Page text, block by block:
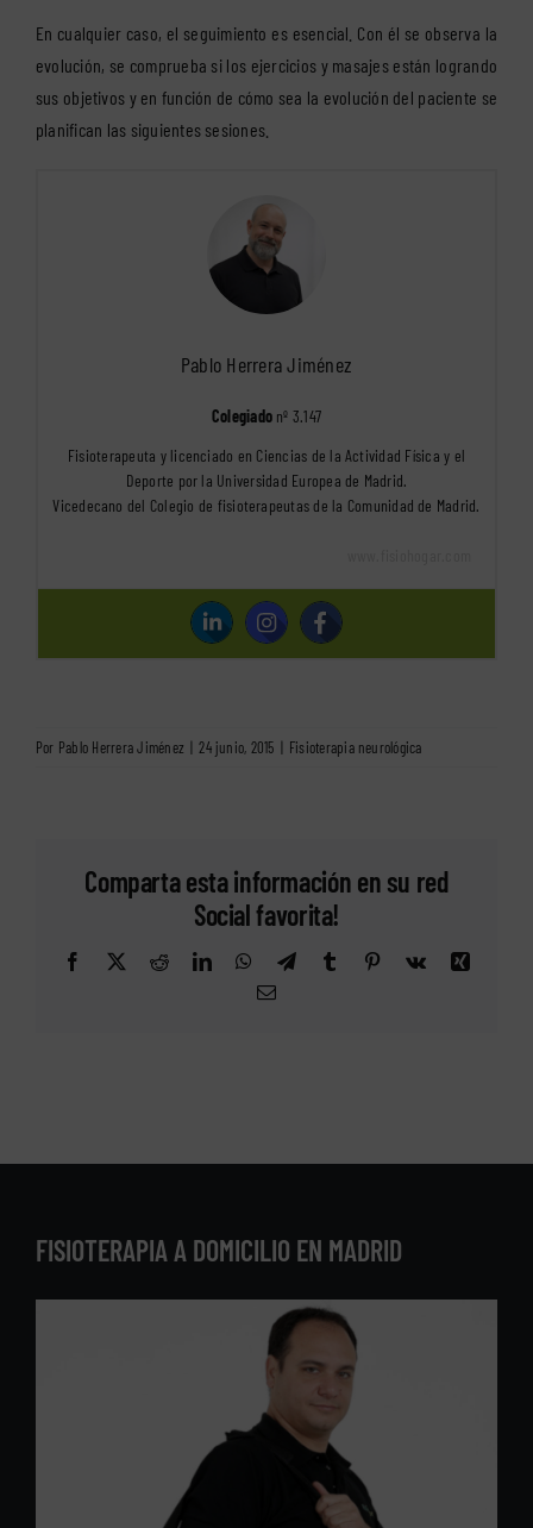
En cualquier caso, el seguimiento es esencial. Con él se observa la
evolución, se comprueba si los ejercicios y masajes están logrando
sus objetivos y en función de cómo sea la evolución del paciente se
planifican las siguientes sesiones.
Pablo Herrera Jiménez
Colegiado nº 3.147
Fisioterapeuta y licenciado en Ciencias de la Actividad Física y el
Deporte por la Universidad Europea de Madrid.
Vicedecano del Colegio de fisioterapeutas de la Comunidad de Madrid.
Por Pablo Herrera Jiménez 24 junio, 2015 Fisioterapia neurológica
Comparta esta información en su red
Social favorita!
Facebook
X RedditLinkedInWhatsApp
TelegramTumblr Pinterest
Vk
Correo
FISIOTERAPIA A DOMICILIO EN MADRID